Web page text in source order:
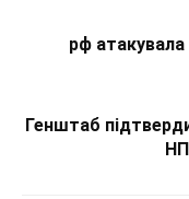
рф
Генштаб